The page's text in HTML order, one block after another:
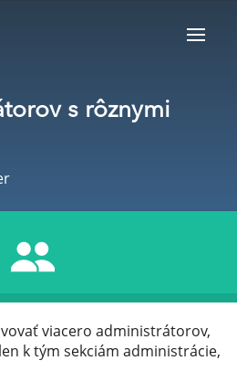
s rôznymi
viacero administrátorov,
k tým sekciám administrácie,